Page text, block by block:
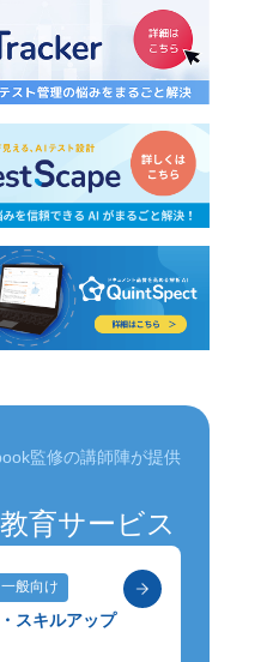
監修の講師陣が提供
育サービス
一般向け
スキルアップ